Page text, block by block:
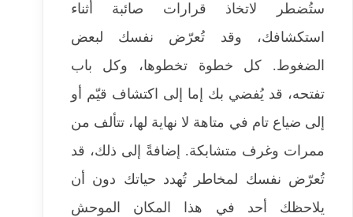
ستُضطر لاتخاذ قرارات صائبة أثناء
استكشافك، وقد تُعرّض نفسك لبعض
الضغوط. كل خطوة تخطوها، وكل باب
تفتحه، قد يُفضي بك إما إلى اكتشاف قيّم أو
إلى ضياع تام في متاهة لا نهاية لها، تتألف من
ممرات وغرف متشابكة. إضافةً إلى ذلك، قد
تُعرّض نفسك لمخاطر تُهدد حياتك دون أن
يلاحظك أحد في هذا المكان الموحش